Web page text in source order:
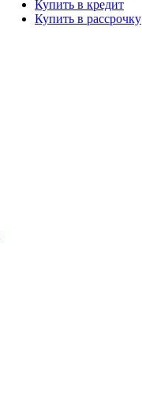
Купить в кредит
Купить в рассрочку